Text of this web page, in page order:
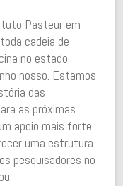
Pasteur em
cadeia de
no estado.
nosso. Estamos
das
as próximas
apoio mais forte
uma estrutura
pesquisadores no